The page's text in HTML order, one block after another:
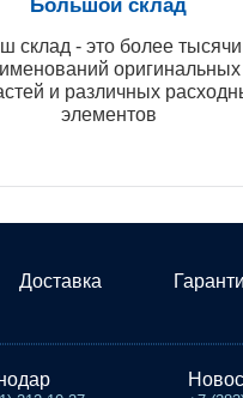
Большой склад
склад - это более тысячи
оригинальных
и различных
элементов
Доставка